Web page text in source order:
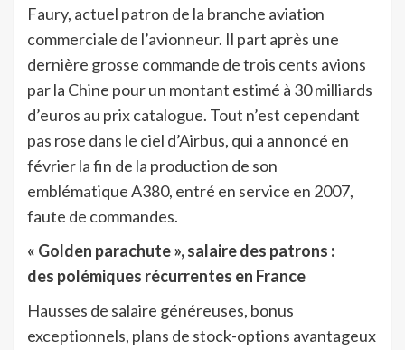
Faury, actuel patron de la branche aviation
commerciale de l’avionneur. Il part après une
dernière grosse commande de trois cents avions
par la Chine pour un montant estimé à 30 milliards
d’euros au prix catalogue. Tout n’est cependant
pas rose dans le ciel d’Airbus, qui a annoncé en
février la fin de la production de son
emblématique A380, entré en service en 2007,
faute de commandes.
« Golden parachute », salaire des patrons :
des polémiques récurrentes en France
Hausses de salaire généreuses, bonus
exceptionnels, plans de stock-options avantageux